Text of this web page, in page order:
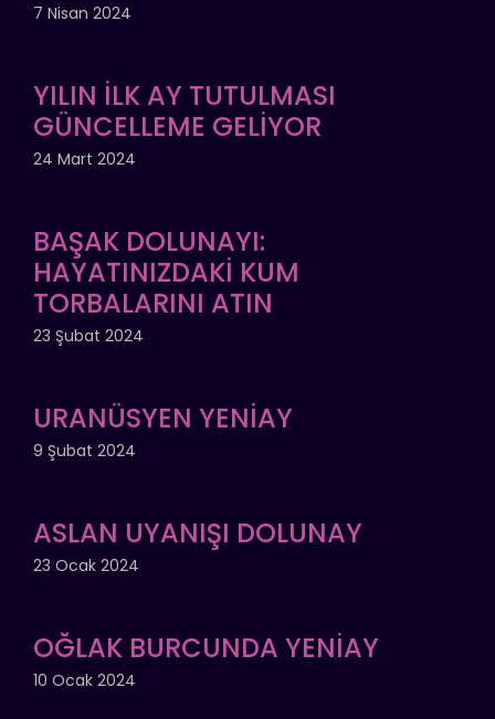
7 Nisan 2024
YILIN İLK AY TUTULMASI
GÜNCELLEME GELİYOR
24 Mart 2024
BAŞAK DOLUNAYI:
HAYATINIZDAKİ KUM
TORBALARINI ATIN
23 Şubat 2024
URANÜSYEN YENİAY
9 Şubat 2024
ASLAN UYANIŞI DOLUNAY
23 Ocak 2024
OĞLAK BURCUNDA YENİAY
10 Ocak 2024